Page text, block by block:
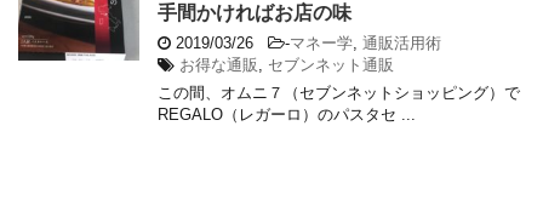
手間かければお店の味
2019/03/26 -マネー学 通販活用術
お得な通販
セブンネット通販
この間、オムニ７（セブンネットショッピング）で
REGALO（レガーロ）のパスタセ ...